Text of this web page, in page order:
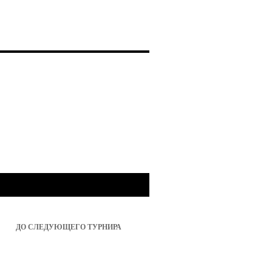
ДО СЛЕДУЮЩЕГО ТУРНИРА